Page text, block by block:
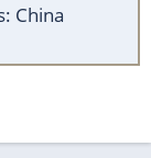
China